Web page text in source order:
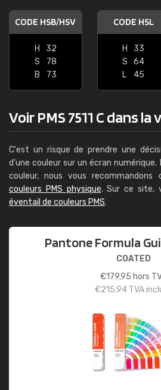
CODE HSB/HSV
H
32
S
78
B
73
CODE HSL
H
33
S
64
L
45
Voir PMS 7511 C dans la
C'est un risque de prendre une
d'une couleur sur un écran
couleur, nous vous recommandons
couleurs PMS physique. Sur ce site,
éventail de couleurs PMS.
Pantone Formula
COATED
€179,95 hors
€215,94TVA